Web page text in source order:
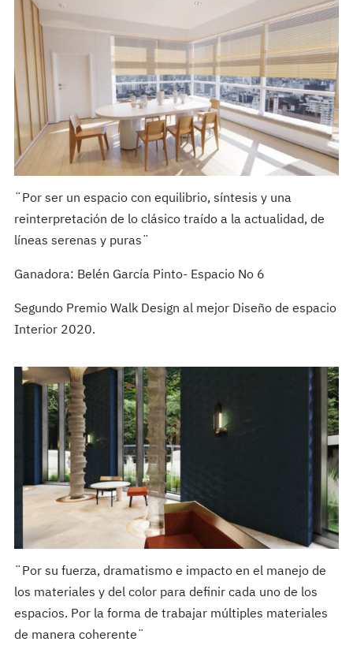
¨Por ser un espacio con equilibrio, síntesis y una
reinterpretación de lo clásico traído a la actualidad, de
líneas serenas y puras¨
Ganadora: Belén García Pinto- Espacio No 6
Segundo Premio Walk Design al mejor Diseño de espacio
Interior 2020.
¨Por su fuerza, dramatismo e impacto en el manejo de
los materiales y del color para definir cada uno de los
espacios. Por la forma de trabajar múltiples materiales
de manera coherente¨